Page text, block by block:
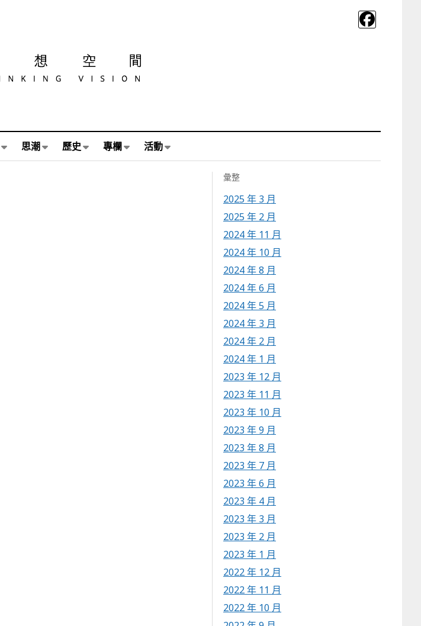
思潮 歷史 專欄 活動
彙整
2025 年 3 月
2025 年 2 月
2024 年 11 月
2024 年 10 月
2024 年 8 月
2024 年 6 月
2024 年 5 月
2024 年 3 月
2024 年 2 月
2024 年 1 月
2023 年 12 月
2023 年 11 月
2023 年 10 月
2023 年 9 月
2023 年 8 月
2023 年 7 月
2023 年 6 月
2023 年 4 月
2023 年 3 月
2023 年 2 月
2023 年 1 月
2022 年 12 月
2022 年 11 月
2022 年 10 月